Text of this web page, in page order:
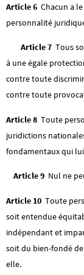
Article 6 Chacun a
personnalité
Article 7 Tous
à une égale
contre toute
contre toute
Article 8 Toute
juridictions
fondamentaux qui
Article 9 Nul ne
Article 10 Toute
soit entendue
indépendant et
soit du bien-fondé
elle.